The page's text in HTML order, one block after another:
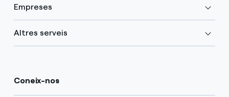
Empreses
Altres serveis
Coneix-nos